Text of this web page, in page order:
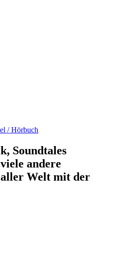
/ Hörbuch
Soundtales
andere
aller Welt mit der